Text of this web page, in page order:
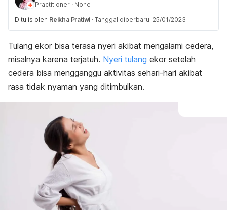
Practitioner · None
Ditulis oleh Reikha Pratiwi · Tanggal diperbarui 25/01/2023
Tulang ekor bisa terasa nyeri akibat mengalami cedera,
misalnya karena terjatuh. Nyeri tulang ekor setelah
cedera bisa mengganggu aktivitas sehari-hari akibat
rasa tidak nyaman yang ditimbulkan.